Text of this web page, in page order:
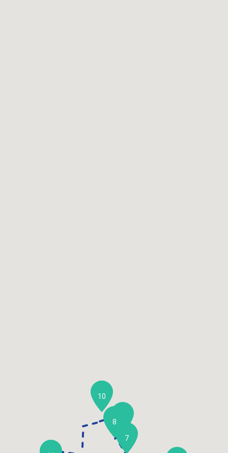
7
8
10